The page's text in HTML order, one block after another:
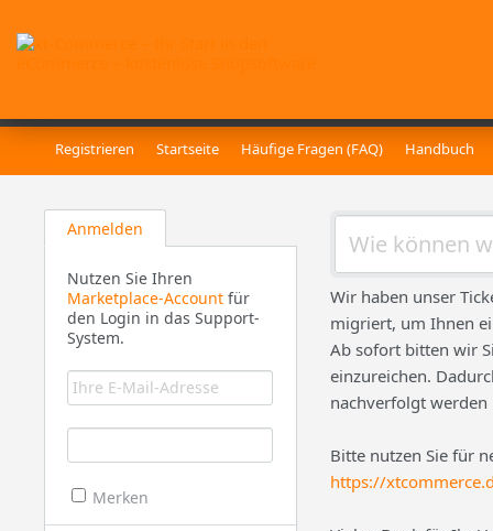
Registrieren Startseite Häufige Fragen (FAQ) Handbuch
Anmelden
Nutzen Sie Ihren
Marketplace-Accountfür
den Login in das Support-
System.
Merken
Wir haben unser
migriert, um Ihnen
Ab sofort bitten wir
einzureichen.
nachverfolgt werden
Bitte nutzen Sie für
https://